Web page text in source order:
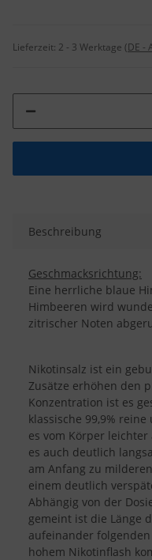
Lieferzeit: 2 - 3 Werktage (DE -
Beschreibung
Geschmacksrichtung:
Eine herrliche blaue
Himbeeren wird
zitrischer Noten
Nikotinsalz ist ein
Zusätze erhöhen den
Konzentration ist es
klassische 99,9%
es vom Körper
es auch deutlich
am Anfang zu
einem deutlich
Abhängig von der
gemeint ist die Länge
aufeinander
hohem Nikotinflash